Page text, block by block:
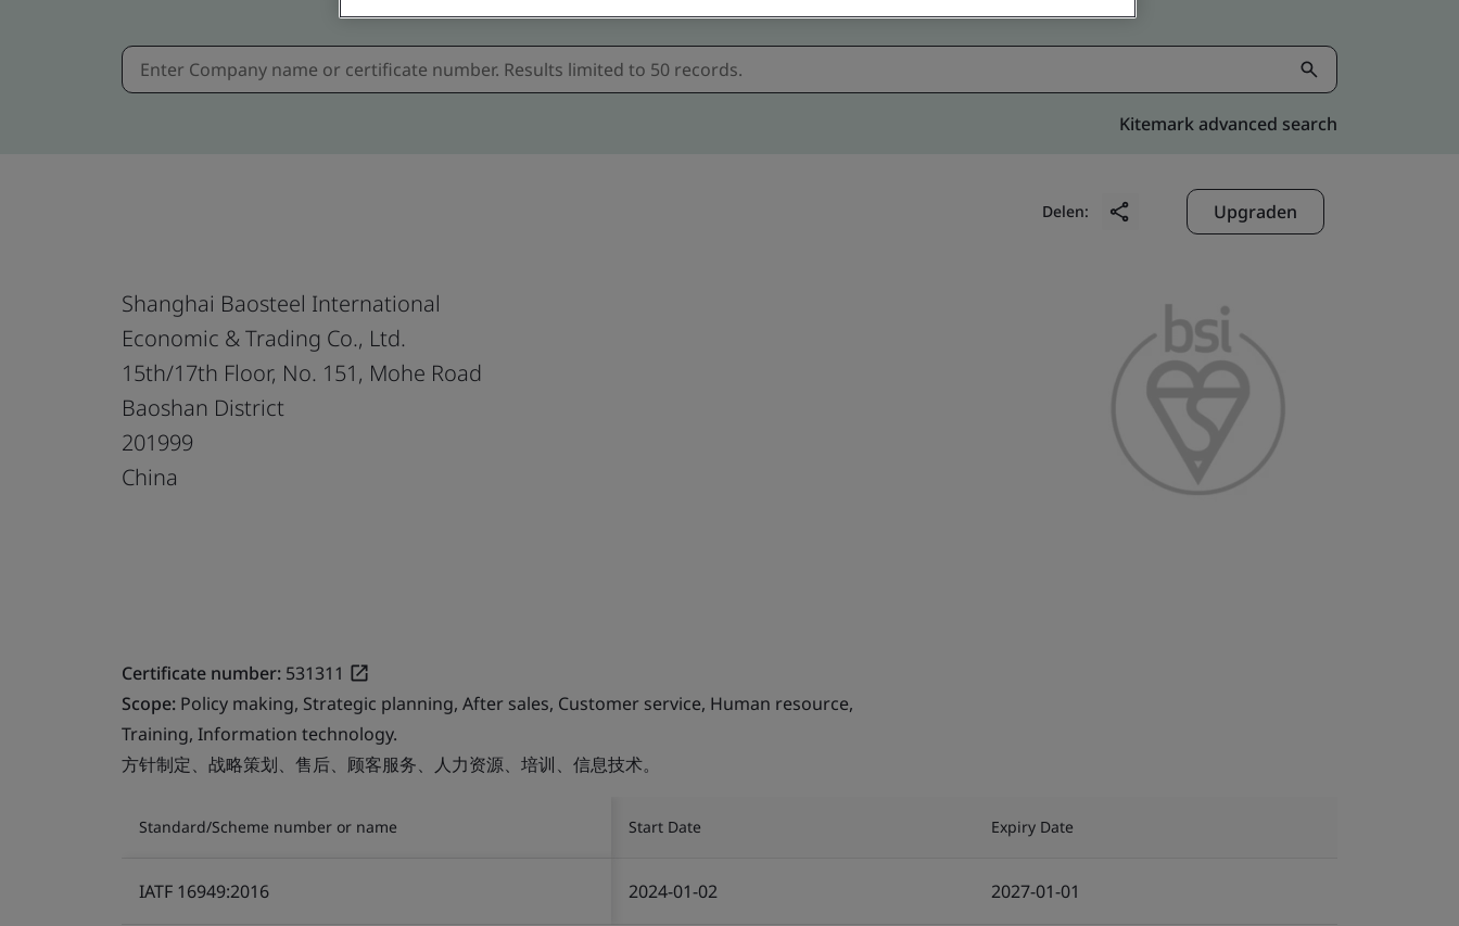
Kitemark advanced search
Delen: Upgraden
Shanghai Baosteel International
Economic & Trading Co., Ltd.
15th/17th Floor, No. 151, Mohe Road
Baoshan District
201999
China
Certificate number: 531311
Scope: Policy making, Strategic planning, After sales, Customer service, Human resource,
Training, Information technology.
方针制定、战略策划、售后、顾客服务、人力资源、培训、信息技术。
Standard/Scheme number or name Start Date Expiry Date
IATF 16949:2016 2024-01-02 2027-01-01